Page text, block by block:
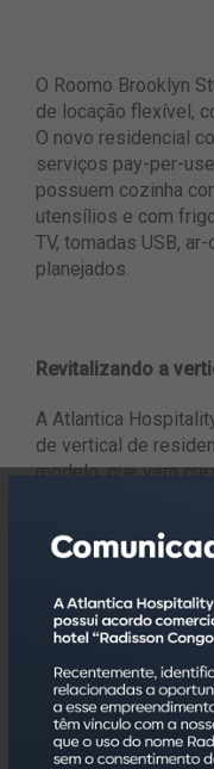
O Roomo Brooklyn
de locação flexível,
O novo residencial
serviços pay-per-
possuem cozinha
utensílios e com
TV, tomadas USB,
planejados.
Revitalizando a
A Atlantica
de vertical de
modelo, que vem
cinco anos.
são equipados com
processo de
atendimento é feito
via WhatsApp,